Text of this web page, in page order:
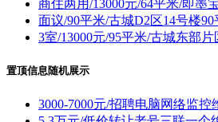
商住两用/13000元/64平米/即墨
面议/90平米/古城D2区14号楼90
3室/13000元/95平米/古城东部
置顶信息随机展示
3000-7000元/招聘电脑网络监控